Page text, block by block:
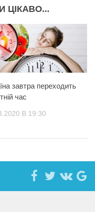
ЦІКАВО...
завтра переходить
час
В 19:30